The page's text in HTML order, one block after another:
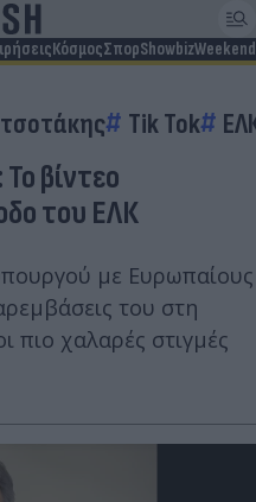
ΚόσμοςΣπορShowbizWeekend
Tik Tok
βίντεο
του ΕΛΚ
με Ευρωπαίους
του στη
πιο χαλαρές στιγμές